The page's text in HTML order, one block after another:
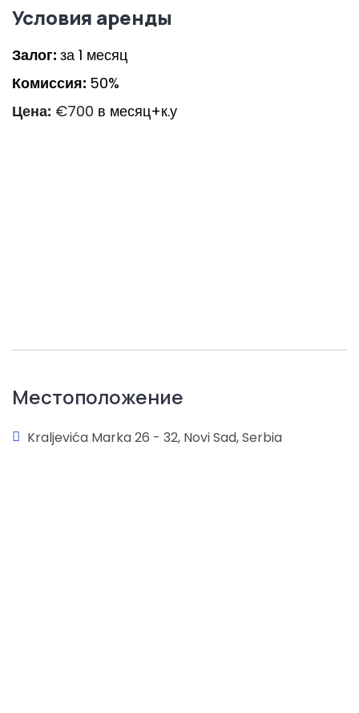
Условия аренды
Залог: за 1 месяц
Комиссия: 50%
Цена: €700 в месяц+к.у
Местоположение
Kraljevića Marka 26 - 32, Novi Sad, Serbia